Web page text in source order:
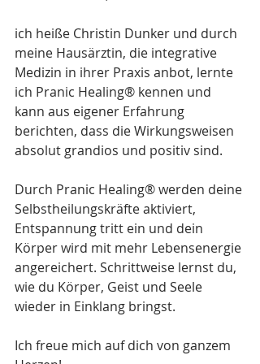
ich heiße Christin Dunker und durch
meine Hausärztin, die integrative
Medizin in ihrer Praxis anbot, lernte
ich Pranic Healing® kennen und
kann aus eigener Erfahrung
berichten, dass die Wirkungsweisen
absolut grandios und positiv sind.
Durch Pranic Healing® werden deine
Selbstheilungskräfte aktiviert,
Entspannung tritt ein und dein
Körper wird mit mehr Lebensenergie
angereichert. Schrittweise lernst du,
wie du Körper, Geist und Seele
wieder in Einklang bringst.
Ich freue mich auf dich von ganzem